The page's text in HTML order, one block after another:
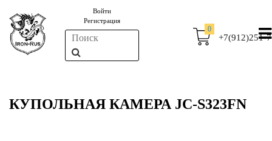
Войти
Регистрация
0
+7(912)251-
КУПОЛЬНАЯ КАМЕРА JC-S323FN